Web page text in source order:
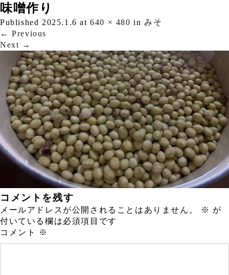
味噌作り
Published 2025.1.6 at640 × 480 inみそ
← Previous
Next →
コメントを残す
メールアドレスが公開されることはありません。 ※ が
付いている欄は必須項目です
コメント
※